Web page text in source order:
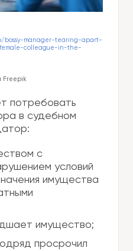
bossy-manager-tearing-apart-
colleague-in-the-
Freepik
потребовать
в судебном
с
условий
имущества
имущество;
просрочил